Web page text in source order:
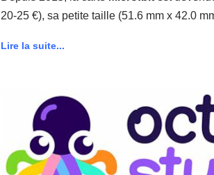
20-25 €), sa petite taille (51.6 mm x 42.0
Lire la suite...